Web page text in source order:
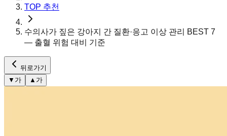
TOP 추천
수의사가 짚은 강아지 간 질환·응고 이상 관리 BEST 7
— 출혈 위험 대비 기준
뒤로가기
▼ 가 ▲ 가